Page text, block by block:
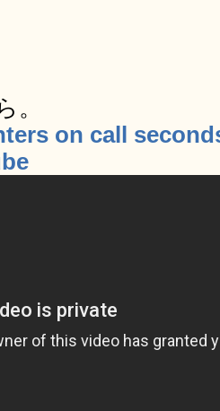
。
on call